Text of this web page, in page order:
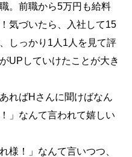
。前職から5万円も給料
気づいたら、入社して15
しっかり1人1人を見て評
UPしていけたことが大き
ればHさんに聞けばなん
」なんて言われて嬉しい
様！」なんて言いつつ、